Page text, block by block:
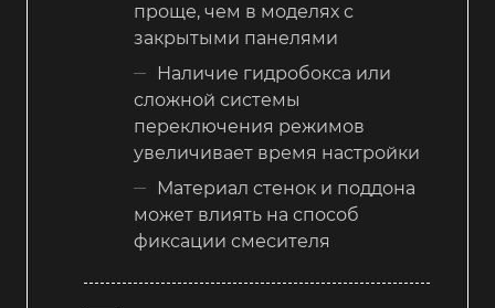
проще, чем в моделях с
закрытыми панелями
Наличие гидробокса или
сложной системы
переключения режимов
увеличивает время настройки
Материал стенок и поддона
может влиять на способ
фиксации смесителя